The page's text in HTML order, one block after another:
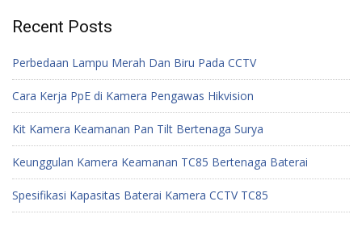
Recent Posts
Perbedaan Lampu Merah Dan Biru Pada CCTV
Cara Kerja PpE di Kamera Pengawas Hikvision
Kit Kamera Keamanan Pan Tilt Bertenaga Surya
Keunggulan Kamera Keamanan TC85 Bertenaga Baterai
Spesifikasi Kapasitas Baterai Kamera CCTV TC85